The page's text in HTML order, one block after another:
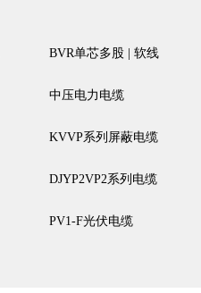
BVR单芯多股 | 软线
中压电力电缆
KVVP系列屏蔽电缆
DJYP2VP2系列电缆
PV1-F光伏电缆